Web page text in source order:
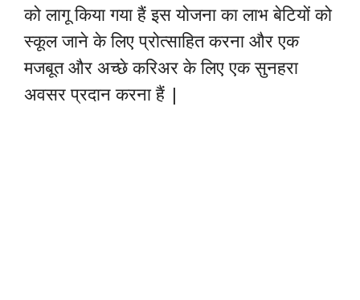
को लागू किया गया हैं इस योजना का लाभ बेटियों को
स्कूल जाने के लिए प्रोत्साहित करना और एक
मजबूत और अच्छे करिअर के लिए एक सुनहरा
अवसर प्रदान करना हैं |